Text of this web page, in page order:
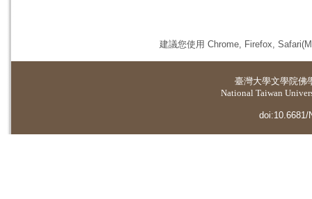
建議您使用 Chrome, Firefox,
臺灣大學文學院佛
National Taiwan
doi:10.6681/